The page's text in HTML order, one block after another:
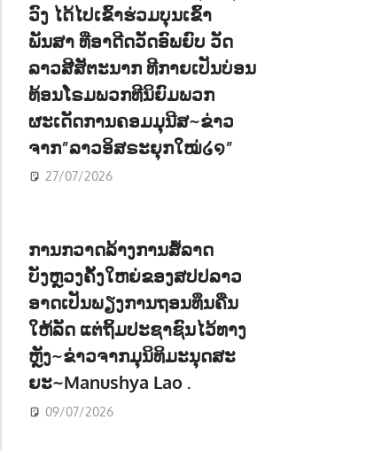
ວົງ ໄດ້ໄປເຂົ້າຮ່ວມບຸນເຂົ້າ
ພັນສາ ທີ່ອາດີດວັດອົພຍົບ ວັດ
ລາວສີສັຕະນາກ ທີກາຍເປັນບ່ອນ
ທ້ອນໂຣມພວກທີນິຍົມພວກ
ຜະເດັດການຄອມມຸນີສ~ຂ່າວ
ຈາກ”ລາວອິສຣະຍຸກໃໝ່໒໑”
27/07/2026
ການກວາດລ້າງການສໍ້ລາດ
ບັງຫຼວງຄັ້ງໃຫຍ່ຂອງສປປລາວ
ອາດເປັນພຽງການຖອນທຶນຄືນ
ໃຫ້ລັດ ແຕ່ຖິ້ມປະຊາຊົນໄວ້ທາງ
ຫຼັງ~ຂ່າວຈາກມຸນິທິມະນຸດສະ
ຍະ~Manushya Lao .
09/07/2026